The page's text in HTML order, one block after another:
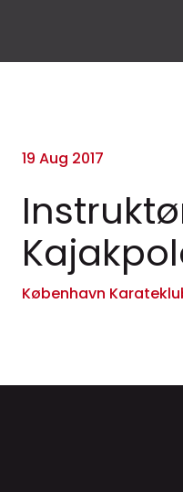
19 Aug 2017
København